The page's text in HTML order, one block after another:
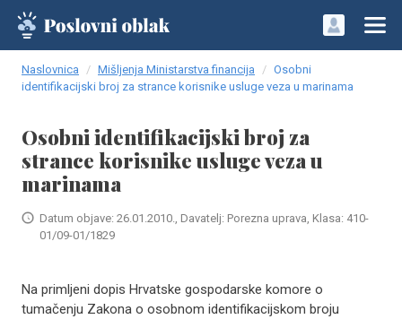
Naslovnica Mišljenja Ministarstva financija
Osobni
identifikacijski broj za strance korisnike usluge veza u marinama
Osobni identifikacijski broj za
strance korisnike usluge veza u
marinama
Datum objave: 26.01.2010., Davatelj: Porezna uprava, Klasa: 410-
01/09-01/1829
Na primljeni dopis Hrvatske gospodarske komore o
tumačenju Zakona o osobnom identifikacijskom broju